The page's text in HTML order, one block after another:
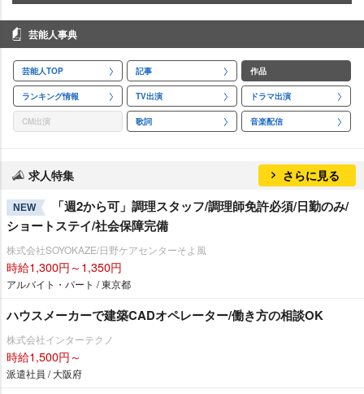
芸能人事典
芸能人TOP 記事 作品
ランキング情報 TV出演 ドラマ出演
CM出演 歌詞 音楽配信
求人特集 さらに見る
NEW
「週2から可」調理スタッフ/調理師免許必須/日勤のみ/
ショートステイ/社会保障完備
株式会社SOYOKAZE/日野ケアセンターそよ風
時給1,300円～1,350円
アルバイト・パート / 東京都
ハウスメーカーで建築CADオペレーター/働き方の相談OK
株式会社インターテクノ
時給1,500円～
派遣社員 / 大阪府